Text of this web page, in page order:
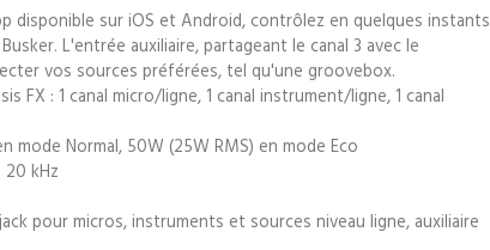
disponible sur iOS et Android, contrôlez en quelques instants
L'entrée auxiliaire, partageant le canal 3 avec le
vos sources préférées, tel qu'une groovebox.
FX : 1 canal micro/ligne, 1 canal instrument/ligne, 1 canal
mode Normal, 50W (25W RMS) en mode Eco
kHz
pour micros, instruments et sources niveau ligne, auxiliaire